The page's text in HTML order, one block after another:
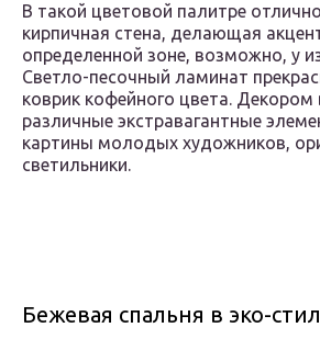
В такой цветовой палитре
кирпичная стена, делающая
определенной зоне, возможно, у
Светло-песочный ламинат
коврик кофейного цвета. Декором
различные экстравагантные
картины молодых художников,
светильники.
Бежевая спальня в эко-